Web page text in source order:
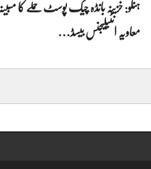
ہنگو: خزینہ بانڈہ چیک پوسٹ حملے کا مبینہ
معاویہ انٹیلیجنس بیسڈ…